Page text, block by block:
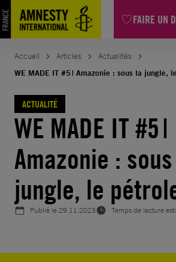
FAIRE UN
Aller
au
contenu
Accueil Articles
Actualités
WE MADE IT #5 | Amazonie : sous la jungle,
ACTUALITÉ
WE MADE IT #5 |
Amazonie :
jungle, le
Publié le29.11.2023 Temps de lecture